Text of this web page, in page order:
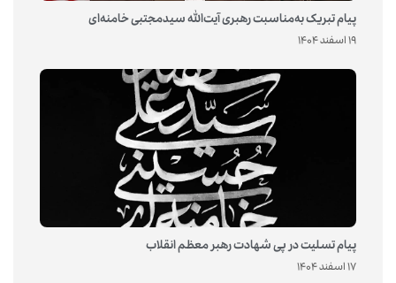
پیام تبریک به‌مناسبت رهبری آیت‌الله سیدمجتبی خامنه‌ای
19 اسفند 1404
پیام تسلیت در پی شهادت رهبر معظم انقلاب
17 اسفند 1404